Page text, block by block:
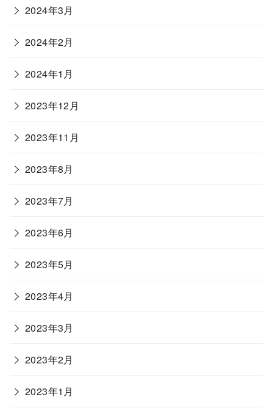
2024年3月
2024年2月
2024年1月
2023年12月
2023年11月
2023年8月
2023年7月
2023年6月
2023年5月
2023年4月
2023年3月
2023年2月
2023年1月